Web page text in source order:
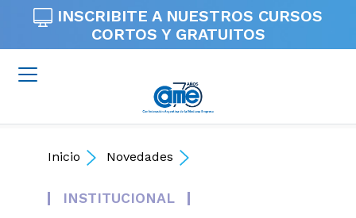
INSCRIBITE A NUESTROS CURSOS
CORTOS Y GRATUITOS
Inicio Novedades
INSTITUCIONAL